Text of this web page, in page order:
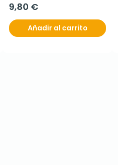
9,80 €
Añadir al carrito